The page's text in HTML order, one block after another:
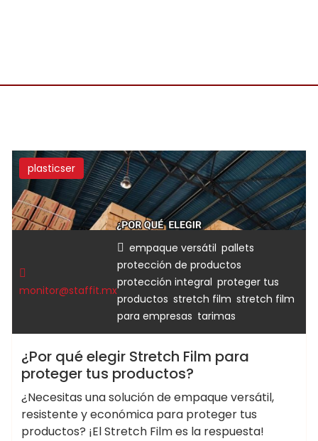
plasticser
monitor@staffit.mx
empaque versátil pallets
protección de productos
protección integral proteger tus
productos stretch film stretch film
para empresas tarimas
‌¿Por qué elegir Stretch Film para
proteger tus productos?
¿Necesitas una solución de empaque versátil,
resistente y económica para proteger tus
productos? ¡El Stretch Film es la respuesta!